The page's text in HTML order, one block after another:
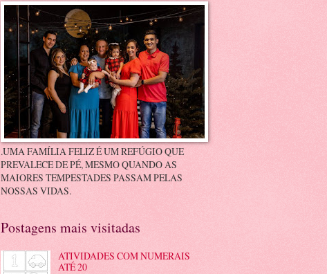
.UMA FAMÍLIA FELIZ É UM REFÚGIO QUE
PREVALECE DE PÉ, MESMO QUANDO AS
MAIORES TEMPESTADES PASSAM PELAS
NOSSAS VIDAS.
Postagens mais visitadas
ATIVIDADES COM NUMERAIS
ATÉ 20